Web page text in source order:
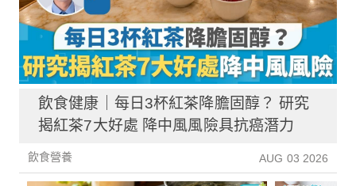
飲食健康｜每日3杯紅茶降膽固醇？ 研究
揭紅茶7大好處 降中風風險具抗癌潛力
飲食營養 AUG 03 2026